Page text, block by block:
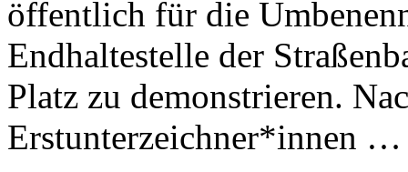
öffentlich für die
Endhaltestelle der
Platz zu demonstrieren.
Erstunterzeichner*innen